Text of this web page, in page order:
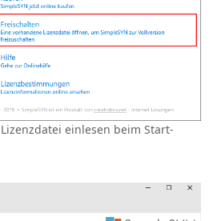
einlesen beim Start-